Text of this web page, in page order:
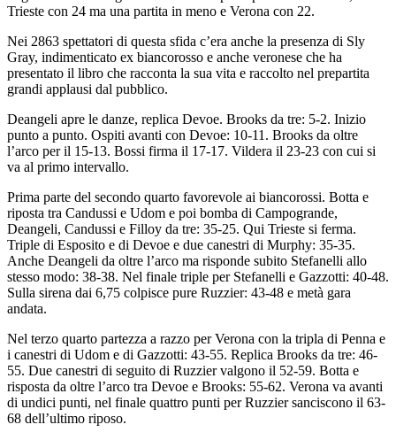
Trieste con 24 ma una partita in meno e Verona con 22.
Nei 2863 spettatori di questa sfida c’era anche la presenza di Sly
Gray, indimenticato ex biancorosso e anche veronese che ha
presentato il libro che racconta la sua vita e raccolto nel prepartita
grandi applausi dal pubblico.
Deangeli apre le danze, replica Devoe. Brooks da tre: 5-2. Inizio
punto a punto. Ospiti avanti con Devoe: 10-11. Brooks da oltre
l’arco per il 15-13. Bossi firma il 17-17. Vildera il 23-23 con cui si
va al primo intervallo.
Prima parte del secondo quarto favorevole ai biancorossi. Botta e
riposta tra Candussi e Udom e poi bomba di Campogrande,
Deangeli, Candussi e Filloy da tre: 35-25. Qui Trieste si ferma.
Triple di Esposito e di Devoe e due canestri di Murphy: 35-35.
Anche Deangeli da oltre l’arco ma risponde subito Stefanelli allo
stesso modo: 38-38. Nel finale triple per Stefanelli e Gazzotti: 40-48.
Sulla sirena dai 6,75 colpisce pure Ruzzier: 43-48 e metà gara
andata.
Nel terzo quarto partezza a razzo per Verona con la tripla di Penna e
i canestri di Udom e di Gazzotti: 43-55. Replica Brooks da tre: 46-
55. Due canestri di seguito di Ruzzier valgono il 52-59. Botta e
risposta da oltre l’arco tra Devoe e Brooks: 55-62. Verona va avanti
di undici punti, nel finale quattro punti per Ruzzier sanciscono il 63-
68 dell’ultimo riposo.